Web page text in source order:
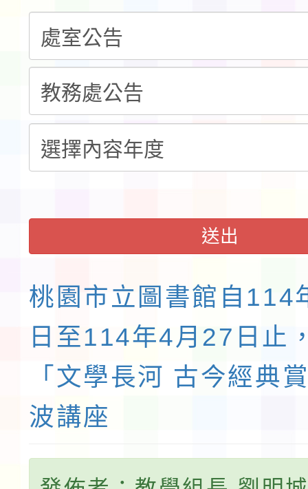
習海報及各區簡章
報
淨零綠領人才培育課程
檢送桃園市115學年度
及師生本土語及新住民
實施要點各1份
送出
桃園市立圖書館自114
日至114年4月27日止
「文學長河 古今經典
波講座